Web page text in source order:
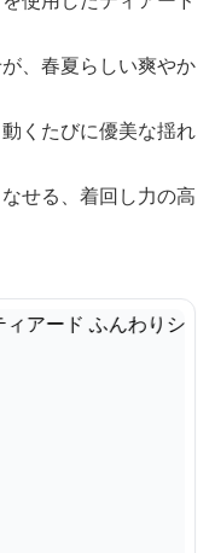
、春夏らしい爽やか
くたびに優美な揺れ
せる、着回し力の高